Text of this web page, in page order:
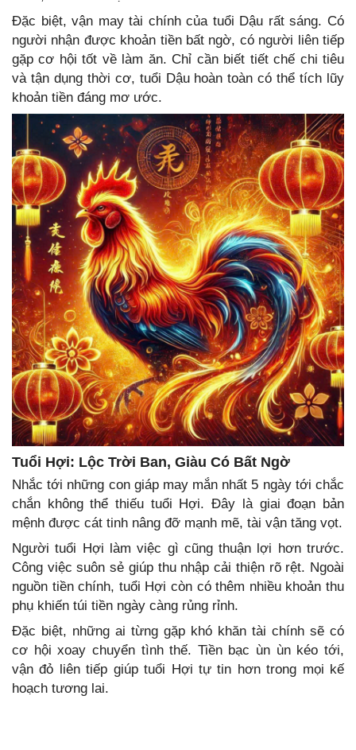
Đặc biệt, vận may tài chính của tuổi Dậu rất sáng. Có
người nhận được khoản tiền bất ngờ, có người liên tiếp
gặp cơ hội tốt về làm ăn. Chỉ cần biết tiết chế chi tiêu
và tận dụng thời cơ, tuổi Dậu hoàn toàn có thể tích lũy
khoản tiền đáng mơ ước.
Tuổi Hợi: Lộc Trời Ban, Giàu Có Bất Ngờ
Nhắc tới những con giáp may mắn nhất 5 ngày tới chắc
chắn không thể thiếu tuổi Hợi. Đây là giai đoạn bản
mệnh được cát tinh nâng đỡ mạnh mẽ, tài vận tăng vọt.
Người tuổi Hợi làm việc gì cũng thuận lợi hơn trước.
Công việc suôn sẻ giúp thu nhập cải thiện rõ rệt. Ngoài
nguồn tiền chính, tuổi Hợi còn có thêm nhiều khoản thu
phụ khiến túi tiền ngày càng rủng rỉnh.
Đặc biệt, những ai từng gặp khó khăn tài chính sẽ có
cơ hội xoay chuyển tình thế. Tiền bạc ùn ùn kéo tới,
vận đỏ liên tiếp giúp tuổi Hợi tự tin hơn trong mọi kế
hoạch tương lai.